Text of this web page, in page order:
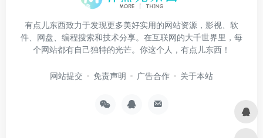
有点儿东西致力于发现更多美好实用的网站资源，影视、软
件、网盘、编程搜索和技术分享。在互联网的大千世界里，每
个网站都有自己独特的光芒。你这个人，有点儿东西！
网站提交 免责声明 广告合作 关于本站